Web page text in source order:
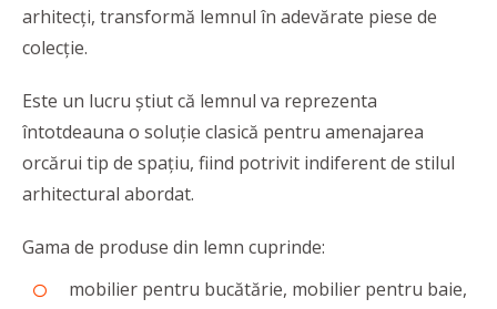
arhitecți, transformă lemnul în adevărate piese de
colecţie.
Este un lucru știut că lemnul va reprezenta
întotdeauna o soluție clasică pentru amenajarea
orcărui tip de spațiu, fiind potrivit indiferent de stilul
arhitectural abordat.
Gama de produse din lemn cuprinde:
mobilier pentru bucătărie, mobilier pentru baie,